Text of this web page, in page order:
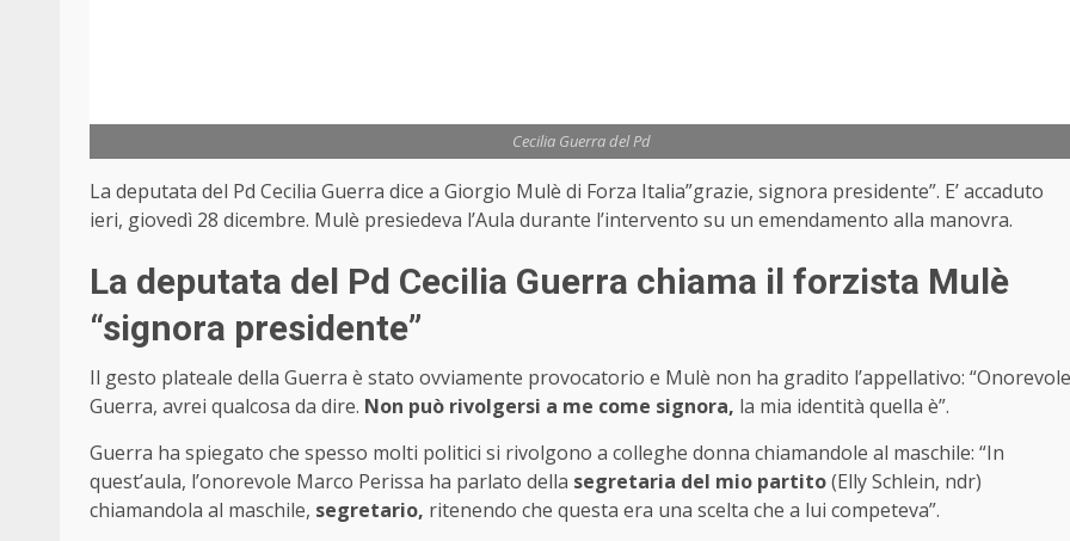
Cecilia Guerra del Pd
La deputata del Pd Cecilia Guerra dice a Giorgio Mulè di Forza Italia”grazie, signora presidente”. E’ accaduto
ieri, giovedì 28 dicembre. Mulè presiedeva l’Aula durante l’intervento su un emendamento alla manovra.
La deputata del Pd Cecilia Guerra chiama il forzista Mulè
“signora presidente”
Il gesto plateale della Guerra è stato ovviamente provocatorio e Mulè non ha gradito l’appellativo: “Onorevole
Guerra, avrei qualcosa da dire. Non può rivolgersi a me come signora, la mia identità quella è”.
Guerra ha spiegato che spesso molti politici si rivolgono a colleghe donna chiamandole al maschile: “In
quest’aula, l’onorevole Marco Perissa ha parlato della segretaria del mio partito(Elly Schlein, ndr)
chiamandola al maschile, segretario, ritenendo che questa era una scelta che a lui competeva”.